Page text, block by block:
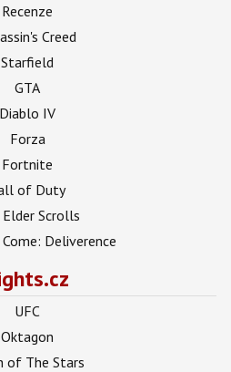
Recenze
Creed
Starfield
GTA
Diablo IV
Forza
Fortnite
of Duty
Scrolls
Deliverence
UFC
Oktagon
of The Stars